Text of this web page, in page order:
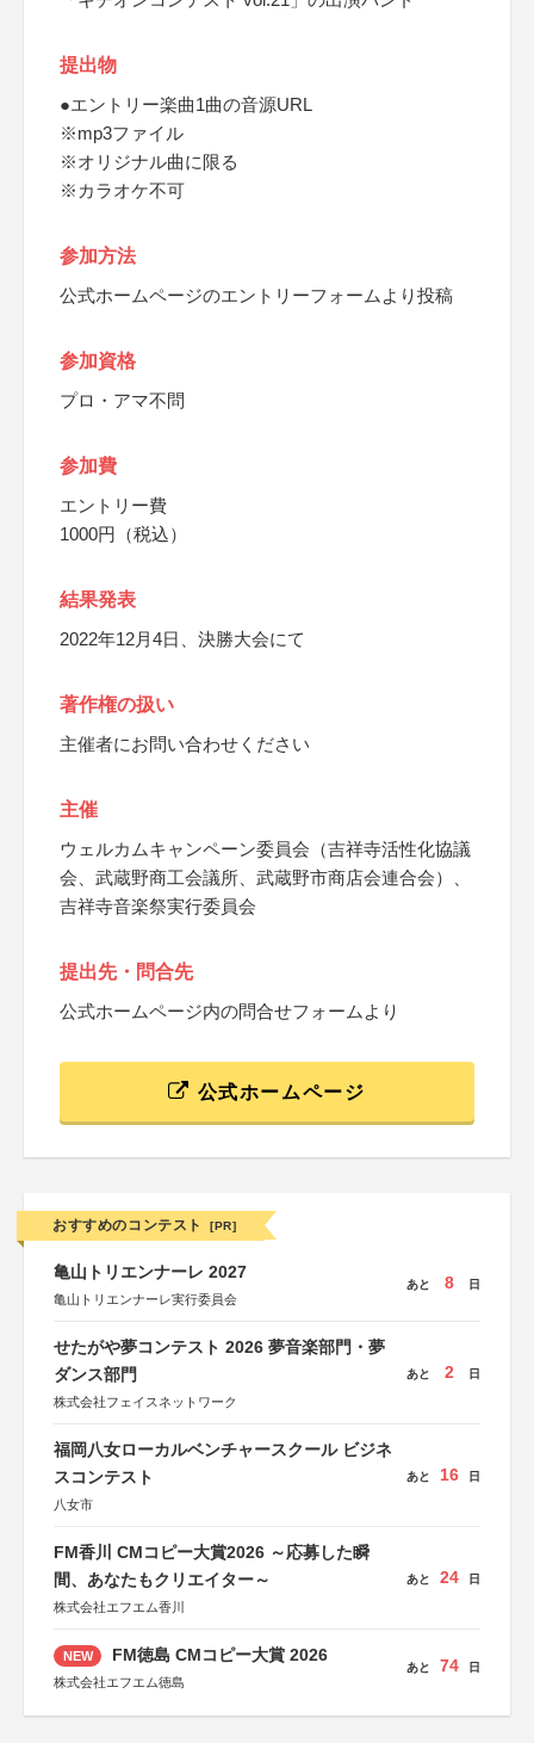
提出物
●エントリー楽曲1曲の音源URL
※mp3ファイル
※オリジナル曲に限る
※カラオケ不可
参加方法
公式ホームページのエントリーフォームより投稿
参加資格
プロ・アマ不問
参加費
エントリー費
1000円（税込）
結果発表
2022年12月4日、決勝大会にて
著作権の扱い
主催者にお問い合わせください
主催
ウェルカムキャンペーン委員会（吉祥寺活性化協議
会、武蔵野商工会議所、武蔵野市商店会連合会）、
吉祥寺音楽祭実行委員会
提出先・問合先
公式ホームページ内の問合せフォームより
公式ホームページ
おすすめのコンテスト [PR]
亀山トリエンナーレ 2027
亀山トリエンナーレ実行委員会
あと 8 日
せたがや夢コンテスト 2026 夢音楽部門・夢
ダンス部門
株式会社フェイスネットワーク
あと 2 日
福岡八女ローカルベンチャースクール ビジネ
スコンテスト
八女市
あと 16 日
FM香川 CMコピー大賞2026 ～応募した瞬
間、あなたもクリエイター～
株式会社エフエム香川
あと 24 日
NEW FM徳島 CMコピー大賞 2026
株式会社エフエム徳島
あと 74 日